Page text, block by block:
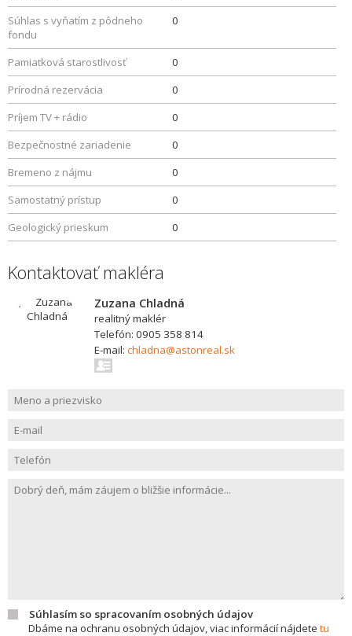
Súhlas s vyňatím z pôdneho
fondu
0
Pamiatková starostlivosť
0
Prírodná rezervácia
0
Príjem TV + rádio
0
Bezpečnostné zariadenie
0
Bremeno z nájmu
0
Samostatný prístup
0
Geologický prieskum
0
Kontaktovať makléra
Zuzana Chladná
realitný maklér
Telefón: 0905 358 814
E-mail: chladna@astonreal.sk
Súhlasím so spracovaním osobných údajov
Dbáme na ochranu osobných údajov, viac informácií nájdete tu